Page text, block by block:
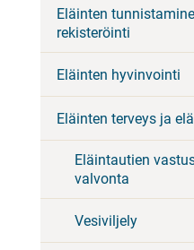
Eläinten
rekisteröinti
Eläinten hyvinvointi
Eläinten terveys ja
Eläintautien
valvonta
Vesiviljely